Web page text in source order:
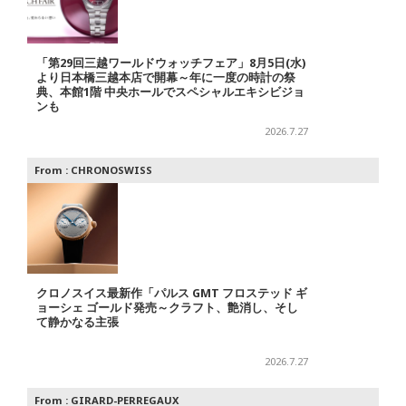
「第29回三越ワールドウォッチフェア」8月5日(水)
より日本橋三越本店で開幕～年に一度の時計の祭
典、本館1階 中央ホールでスペシャルエキシビジョ
ンも
2026.7.27
From : CHRONOSWISS
クロノスイス最新作「パルス GMT フロステッド ギ
ョーシェ ゴールド発売～クラフト、艶消し、そし
て静かなる主張
2026.7.27
From : GIRARD-PERREGAUX